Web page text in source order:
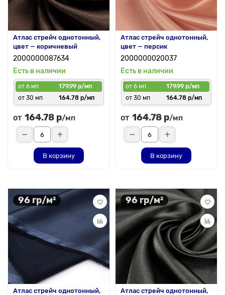
Атлас стрейч однотонный,
цвет — коричневый
2000000087634
Есть в наличии
от 6 мп
179.99 р/мп
от 30 мп
164.78 р/мп
от 164.78 р/мп
В корзину
Атлас стрейч однотонный,
цвет — персик
2000000020037
Есть в наличии
от 6 мп
179.99 р/мп
от 30 мп
164.78 р/мп
от 164.78 р/мп
В корзину
96 гр/м²
Атлас стрейч однотонный,
96 гр/м²
Атлас стрейч однотонный,